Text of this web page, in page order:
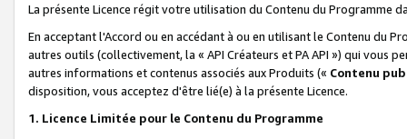
La présente Licence régit votre utilisation du Contenu du Programme
En acceptant l'Accord ou en accédant à ou en utilisant le Contenu du
autres outils (collectivement, la « API Créateurs et PA API ») qui vous
autres informations et contenus associés aux Produits (« Contenu
disposition, vous acceptez d'être lié(e) à la présente Licence.
1. Licence Limitée pour le Contenu du Programme